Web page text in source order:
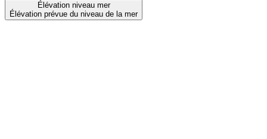
Élévation niveau mer
Élévation prévue du niveau de la mer